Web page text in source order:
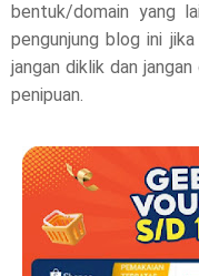
bentuk/domain yang
pengunjung blog ini
jangan diklik dan
penipuan.